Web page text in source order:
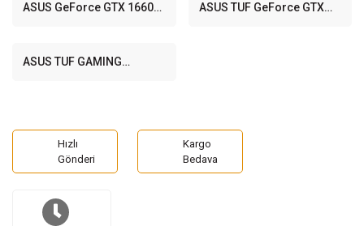
ASUS GeForce GTX 1660
Ekran Kartı
ASUS TUF GeForce GTX
ASUS TUF GAMING
Hızlı
Gönderi
Kargo
Bedava